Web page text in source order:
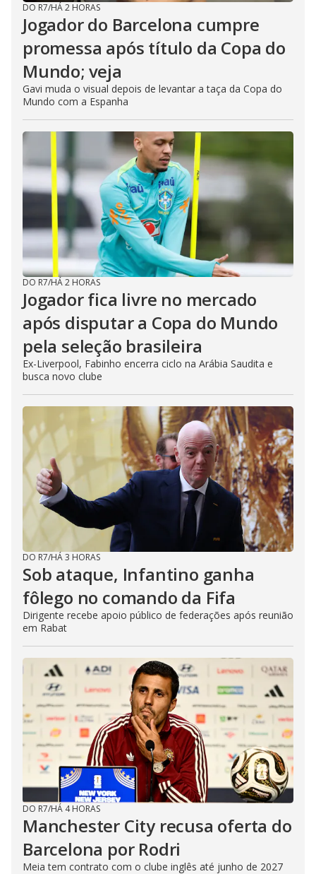
DO R7/HÁ 2 HORAS
Jogador do Barcelona cumpre
promessa após título da Copa do
Mundo; veja
Gavi muda o visual depois de levantar a taça da Copa do
Mundo com a Espanha
DO R7/HÁ 2 HORAS
Jogador fica livre no mercado
após disputar a Copa do Mundo
pela seleção brasileira
Ex-Liverpool, Fabinho encerra ciclo na Arábia Saudita e
busca novo clube
DO R7/HÁ 3 HORAS
Sob ataque, Infantino ganha
fôlego no comando da Fifa
Dirigente recebe apoio público de federações após reunião
em Rabat
DO R7/HÁ 4 HORAS
Manchester City recusa oferta do
Barcelona por Rodri
Meia tem contrato com o clube inglês até junho de 2027